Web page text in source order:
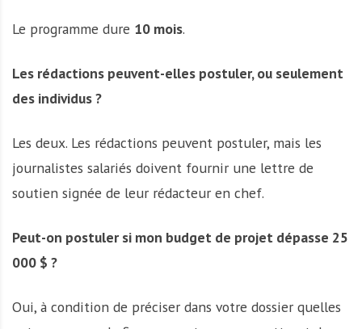
Le programme dure 10 mois.
Les rédactions peuvent-elles postuler, ou seulement
des individus ?
Les deux. Les rédactions peuvent postuler, mais les
journalistes salariés doivent fournir une lettre de
soutien signée de leur rédacteur en chef.
Peut-on postuler si mon budget de projet dépasse 25
000 $ ?
Oui, à condition de préciser dans votre dossier quelles